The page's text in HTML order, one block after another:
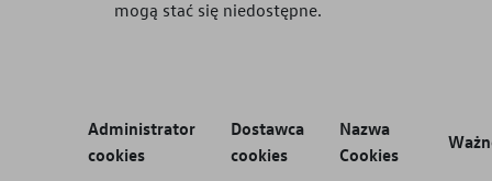
mogą stać się niedostępne.
Administrator
cookies
Dostawca
cookies
Nazwa
Cookies